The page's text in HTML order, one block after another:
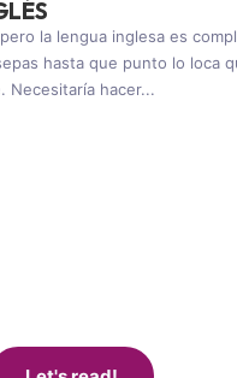
la lengua inglesa es
hasta que punto lo loca
Necesitaría hacer...